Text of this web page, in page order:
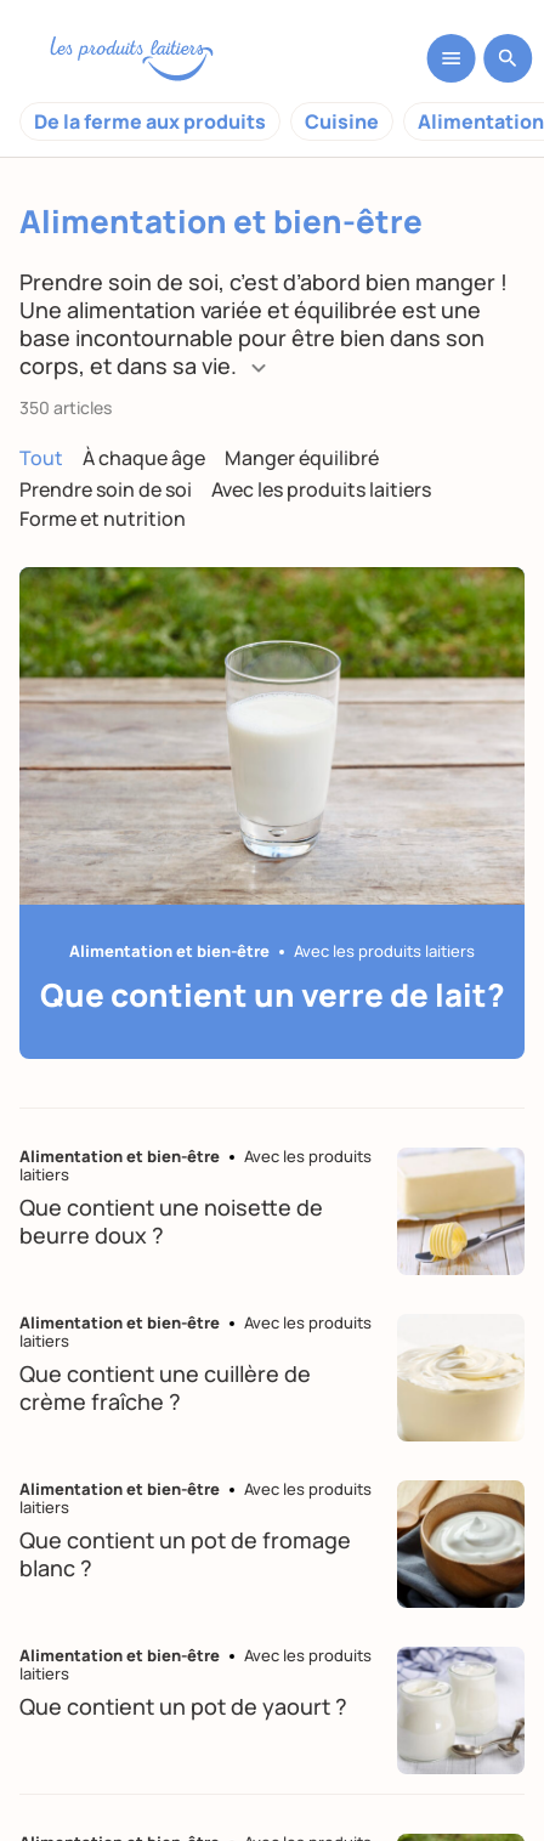
De la ferme aux produits Cuisine
Alimentation et bien-être
Prendre soin de soi, c’est d’abord bien manger !
Une alimentation variée et équilibrée est une
base incontournable pour être bien dans son
corps, et dans sa vie.
350 articles
Tout À chaque âge
Manger équilibré
Prendre soin de soi
Avec les produits laitiers
Forme et nutrition
Alimentation et bien-être Avec les produits laitiers
Que contient un verre de lait?
Alimentation et bien-être
Avec les produits
laitiers
Que contient une noisette de
beurre doux ?
Alimentation et bien-être
Avec les produits
laitiers
Que contient une cuillère de
crème fraîche ?
Alimentation et bien-être
Avec les produits
laitiers
Que contient un pot de fromage
blanc ?
Alimentation et bien-être
Avec les produits
laitiers
Que contient un pot de yaourt ?